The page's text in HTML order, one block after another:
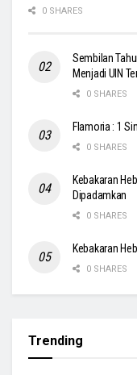
0 SHARES
Sembilan
Menjadi UIN
0 SHARES
Flamoria : 1
0 SHARES
Kebakaran
Dipadamkan
0 SHARES
Kebakaran
0 SHARES
Trending